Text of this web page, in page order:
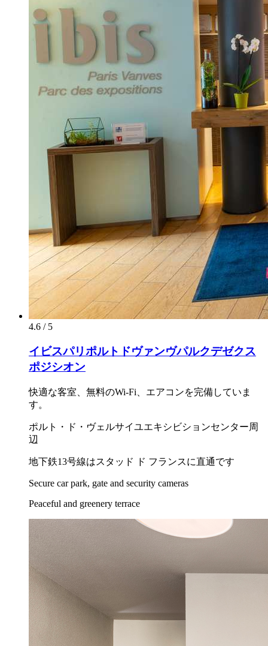
4.6 / 5
イビスパリポルトドヴァンヴパルクデゼクス
ポジシオン
快適な客室、無料のWi-Fi、エアコンを完備していま
す。
ポルト・ド・ヴェルサイユエキシビションセンター周
辺
地下鉄13号線はスタッド ド フランスに直通です
Secure car park, gate and security cameras
Peaceful and greenery terrace